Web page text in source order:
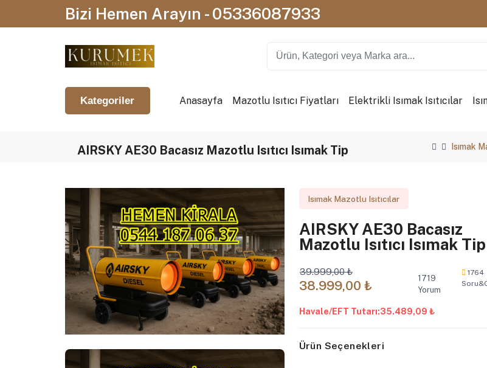
Bizi Hemen Arayın - 05336087933
Kategoriler Anasayfa Mazotlu Isıtıcı Fiyatları Elektrikli Isımak Isıtıcılar
AIRSKY AE30 Bacasız Mazotlu Isıtıcı Isımak Tip Isımak
Isımak Mazotlu Isıtıcılar
AIRSKY AE30 Bacasız
Mazotlu Isıtıcı Isımak Tip
39.999,00 ₺
38.999,00 ₺
1719
Yorum
1764
Havale/EFT Tutarı:35.489,09 ₺
Ürün Seçenekleri